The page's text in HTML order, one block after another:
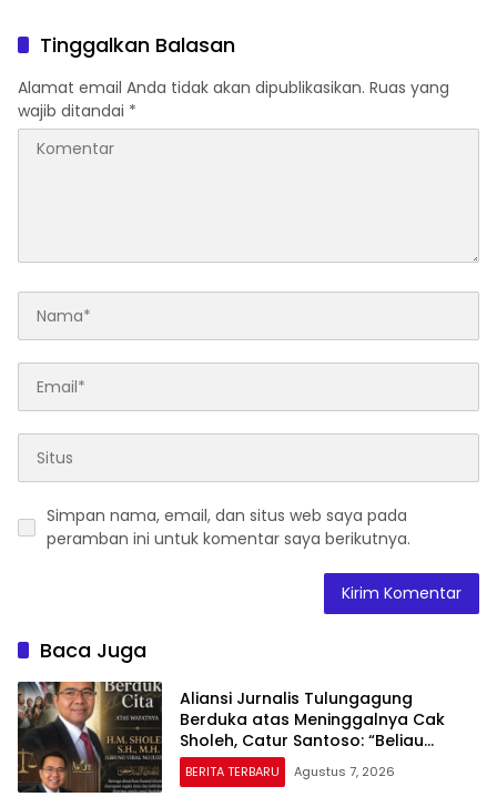
Tinggalkan Balasan
Alamat email Anda tidak akan dipublikasikan. Ruas yang
wajib ditandai *
Simpan nama, email, dan situs web saya pada
peramban ini untuk komentar saya berikutnya.
Baca Juga
Aliansi Jurnalis Tulungagung
Berduka atas Meninggalnya Cak
Sholeh, Catur Santoso: “Beliau
Pejuang Keadilan yang Vokal”
BERITA TERBARU Agustus 7, 2026